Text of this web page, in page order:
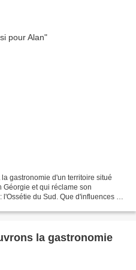
gastronomie d'un territoire situé
et qui réclame son
du Sud. Que d'influences et
la gastronomie